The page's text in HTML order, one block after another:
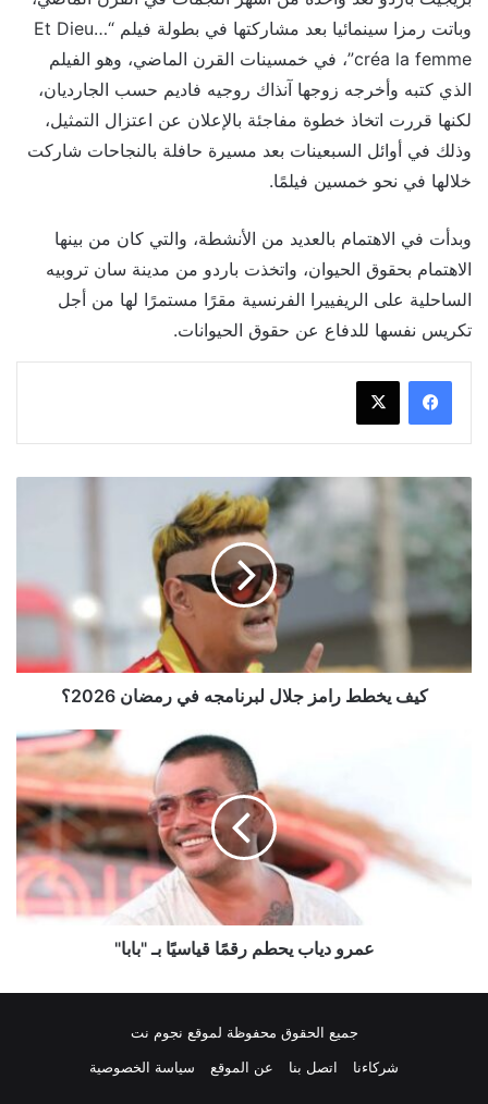
وباتت رمزا سينمائيا بعد مشاركتها في بطولة فيلم “Et Dieu…
créa la femme”، في خمسينات القرن الماضي، وهو الفيلم
الذي كتبه وأخرجه زوجها آنذاك روجيه فاديم حسب الجارديان،
لكنها قررت اتخاذ خطوة مفاجئة بالإعلان عن اعتزال التمثيل،
وذلك في أوائل السبعينات بعد مسيرة حافلة بالنجاحات شاركت
خلالها في نحو خمسين فيلمًا.
وبدأت في الاهتمام بالعديد من الأنشطة، والتي كان من بينها
الاهتمام بحقوق الحيوان، واتخذت باردو من مدينة سان تروبيه
الساحلية على الريفييرا الفرنسية مقرًا مستمرًا لها من أجل
تكريس نفسها للدفاع عن حقوق الحيوانات.
كيف
يخطط
رامز
جلال
لبرنامجه
رمضان
كيف يخطط رامز جلال لبرنامجه في رمضان 2026؟
عمرو دياب يحطم رقمًا قياسيًا بـ "بابا"
جميع الحقوق محفوظة لموقع نجوم نت
شركاءنا
اتصل بنا عن الموقع سياسة الخصوصية